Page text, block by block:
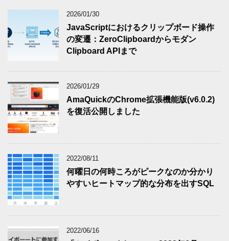
2026/01/30
JavaScriptにおけるクリップボード操作
の変遷：ZeroClipboardからモダン
Clipboard APIまで
2026/01/29
AmaQuickのChrome拡張機能版(v6.0.2)
を復活公開しました
2022/08/11
何曜日の何時ころがピークなのか分かり
やすいヒートマップ的な分布を出すSQL
2022/06/16